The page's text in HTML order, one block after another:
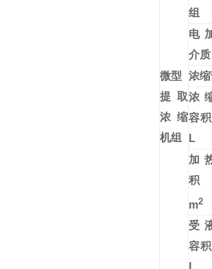
微型
提取
浓缩
机组
组
电
介质
浓
浓
L
加
m2
受